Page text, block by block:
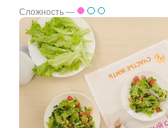
Сложность —